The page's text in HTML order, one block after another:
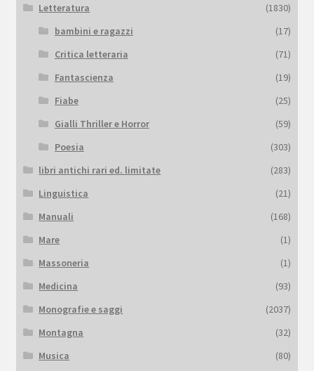
Letteratura
(1830)
bambini e ragazzi
(17)
Critica letteraria
(71)
Fantascienza
(19)
Fiabe
(25)
Gialli Thriller e Horror
(59)
Poesia
(303)
libri antichi rari ed. limitate
(283)
Linguistica
(21)
Manuali
(168)
Mare
(1)
Massoneria
(1)
Medicina
(93)
Monografie e saggi
(2037)
Montagna
(32)
Musica
(80)